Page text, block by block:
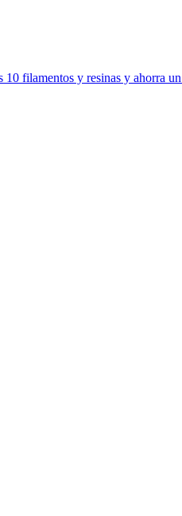
10 filamentos y resinas y ahorra